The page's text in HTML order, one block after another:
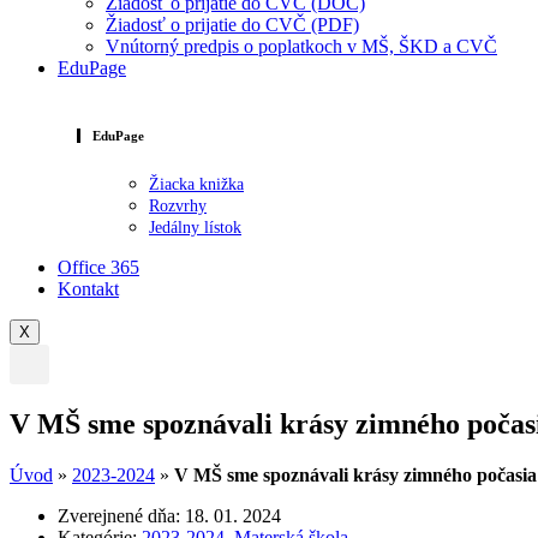
Žiadosť o prijatie do CVČ (PDF)
Vnútorný predpis o poplatkoch v MŠ, ŠKD a CVČ
EduPage
EduPage
Žiacka knižka
Rozvrhy
Jedálny lístok
Office 365
Kontakt
X
V MŠ sme spoznávali krásy zimného
Úvod » 2023-2024 » V MŠ sme spoznávali krásy zimného počasia
Zverejnené dňa: 18. 01. 2024